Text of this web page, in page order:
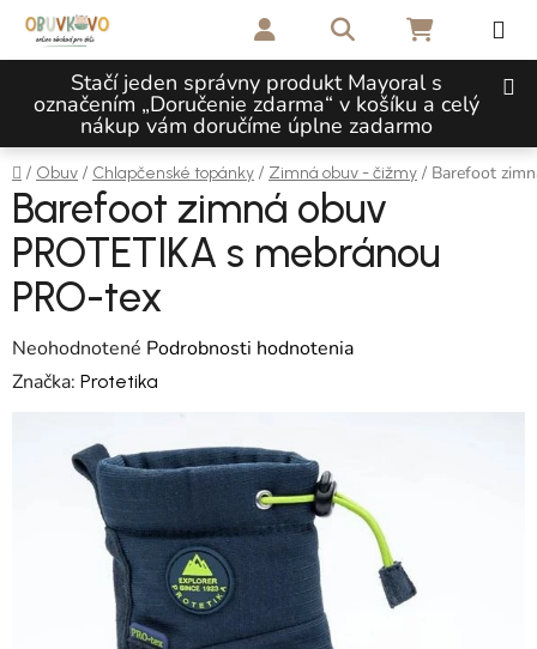
Prejsť na obsah
Stačí jeden správny produkt Mayoral s
označením „Doručenie zdarma“ v košíku a celý
nákup vám doručíme úplne zadarmo
Hľadať NÁKUPNÝ
Domov
/ Obuv / Chlapčenské topánky / Zimná obuv - čižmy / Barefoot
Barefoot zimná obuv
PROTETIKA s mebránou
PRO-tex
Priemerné hodnotenie produktu je 0,0 z 5 hviezdičiek.
Neohodnotené Podrobnosti hodnotenia
Značka: Protetika